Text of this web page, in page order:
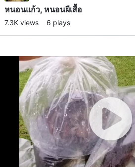
หนอนแก้ว, หนอนผีเสื้อ
7.3K views 6 plays